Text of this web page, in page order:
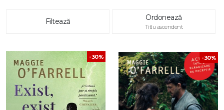
Filtează Ordonează
Titlu ascendent
-30% -30%